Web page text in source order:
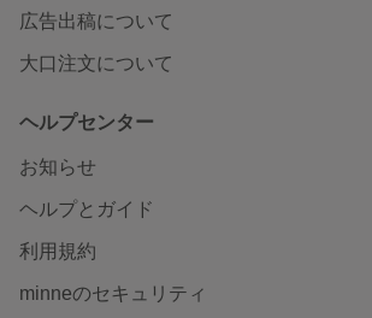
広告出稿について
大口注文について
ヘルプセンター
お知らせ
ヘルプとガイド
利用規約
minneのセキュリティ